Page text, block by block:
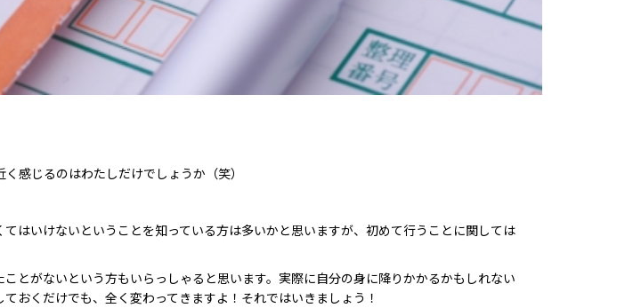
感じるのはわたしだけでしょうか（笑）
はいけないということを知っている方は多いかと思いますが、初めて行うことに関しては
とがないという方もいらっしゃると思います。実際に自分の身に降りかかるかもしれない
おくだけでも、全く変わってきますよ！それではいきましょう！